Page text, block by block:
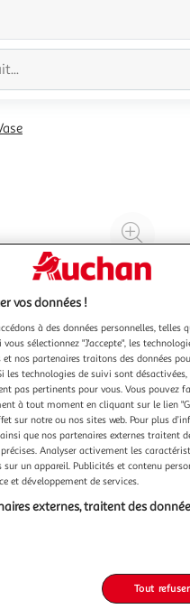
à
à
100
%
le
vos données !
à des données personnelles, telles
sélectionnez "J'accepte", les
nos partenaires traitons des données
les technologies de suivi sont
pas pertinents pour vous. Vous pouvez
à tout moment en cliquant sur le lien
sur notre ou nos sites web. Pour plus
que nos partenaires externes traitent
Analyser activement les
un appareil. Publicités et contenu
et développement de services.
externes, traitent des
Tout refuser